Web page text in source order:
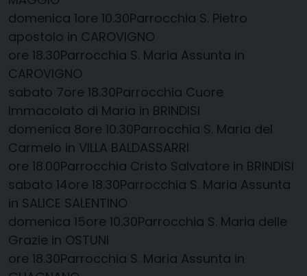
domenica 1​ore 10.30​Parrocchia S. Pietro
apostolo in CAROVIGNO
​​ore 18.30​Parrocchia S. Maria Assunta in
CAROVIGNO
sabato 7​ore 18.30​Parrocchia Cuore
Immacolato di Maria in BRINDISI
domenica 8​ore 10.30​Parrocchia S. Maria del
Carmelo in VILLA BALDASSARRI
​​ore 18.00​Parrocchia Cristo Salvatore in BRINDISI
sabato 14​ore 18.30​Parrocchia S. Maria Assunta
in SALICE SALENTINO
domenica 15​ore 10.30​Parrocchia S. Maria delle
Grazie in OSTUNI
ore 18.30​Parrocchia S. Maria Assunta in